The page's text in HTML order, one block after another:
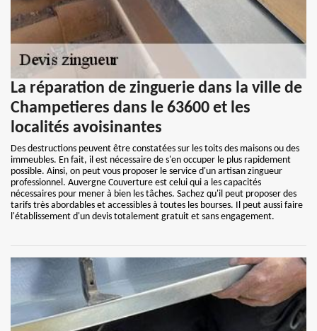
La réparation de zinguerie dans la ville de
Champetieres dans le 63600 et les
localités avoisinantes
Des destructions peuvent être constatées sur les toits des maisons ou des
immeubles. En fait, il est nécessaire de s'en occuper le plus rapidement
possible. Ainsi, on peut vous proposer le service d'un artisan zingueur
professionnel. Auvergne Couverture est celui qui a les capacités
nécessaires pour mener à bien les tâches. Sachez qu'il peut proposer des
tarifs très abordables et accessibles à toutes les bourses. Il peut aussi faire
l'établissement d'un devis totalement gratuit et sans engagement.